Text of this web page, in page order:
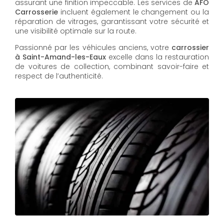
assurant une finition impeccable. Les services de AFO
Carrosserie incluent également le changement ou la
réparation de vitrages, garantissant votre sécurité et
une visibilité optimale sur la route.
Passionné par les véhicules anciens, votre carrossier
à Saint-Amand-les-Eaux excelle dans la restauration
de voitures de collection, combinant savoir-faire et
respect de l’authenticité.